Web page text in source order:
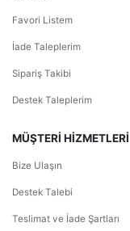
Favori Listem
İade Taleplerim
Sipariş Takibi
Destek Taleplerim
MÜŞTERİ HİZMETLERİ
Bize Ulaşın
Destek Talebi
Teslimat ve İade Şartları